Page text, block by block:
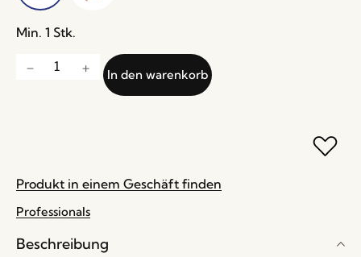
Min. 1 Stk.
In den warenkorb
Produkt in einem Geschäft finden
Professionals
Beschreibung